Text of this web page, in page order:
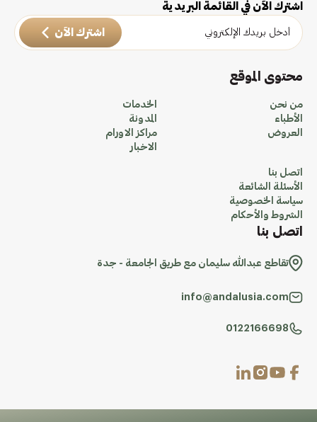
اشترك الآن في القائمة البريدية
اشترك الآن
محتوى الموقع
من نحن
الأطباء
العروض
الخدمات
المدونة
مراكز الاورام
الاخبار
اتصل بنا
الأسئلة الشائعة
سياسة الخصوصية
الشروط والأحكام
اتصل بنا
تقاطع عبدالله سليمان مع طريق الجامعة - جدة
info@andalusia.com
0122166698